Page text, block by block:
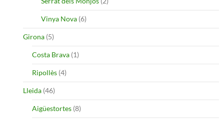
Vinya Nova (6)
Girona (5)
Costa Brava (1)
Ripollès (4)
Lleida (46)
Aigüestortes (8)